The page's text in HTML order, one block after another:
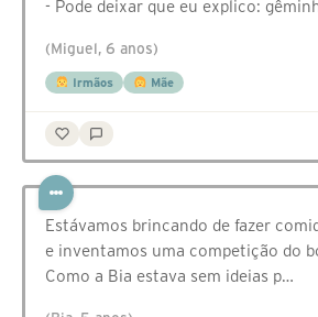
- Pode deixar que eu explico:
(Miguel, 6 anos)
Irmãos Mãe
Estávamos brincando de fazer
e inventamos uma competição do
Como a Bia estava sem ideias p…